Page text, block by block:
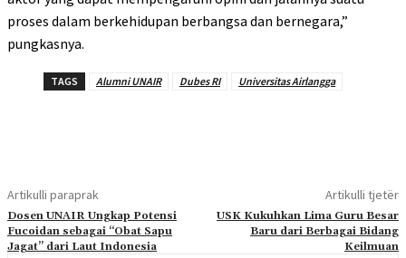
proses dalam berkehidupan berbangsa dan bernegara,”
pungkasnya.
TAGS Alumni UNAIR Dubes RI Universitas Airlangga
Artikulli paraprak
Dosen UNAIR Ungkap Potensi
Fucoidan sebagai “Obat Sapu
Jagat” dari Laut Indonesia
Artikulli tjetër
USK Kukuhkan Lima Guru Besar
Baru dari Berbagai Bidang
Keilmuan